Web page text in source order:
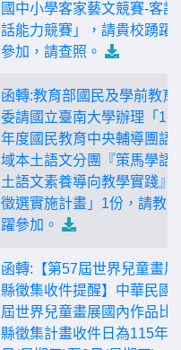
國中小學客家藝文競賽-客語
話能力競賽」，請貴校踴躍
參加，請查照。
函轉:教育部國民及學前教育
委請國立臺南大學辦理「
年度國民教育中央輔導團語
域本土語文分團『策馬學語
土語文素養導向教學實踐』
徵選實施計畫」1份，請教
躍參加。
函轉:【第57屆世界兒童畫展
縣徵集收件提醒】中華民國
屆世界兒童畫展國內作品比
縣徵集計畫收件日為115年4